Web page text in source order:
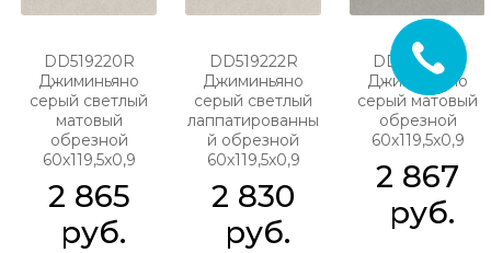
DD519220R
Джиминьяно
серый светлый
матовый
обрезной
60х119,5x0,9
2 865
руб.
DD519222R
Джиминьяно
серый светлый
лаппатированны
й обрезной
60х119,5x0,9
2 830
руб.
DD519320R
Джиминьяно
серый матовый
обрезной
60х119,5x0,9
2 867
руб.